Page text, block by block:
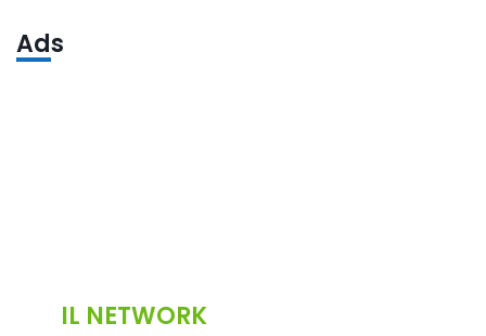
Ads
IL NETWORK